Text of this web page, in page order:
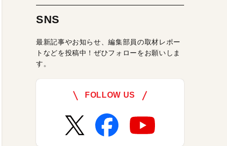
SNS
最新記事やお知らせ、編集部員の取材レポー
トなどを投稿中！ぜひフォローをお願いしま
す。
FOLLOW US